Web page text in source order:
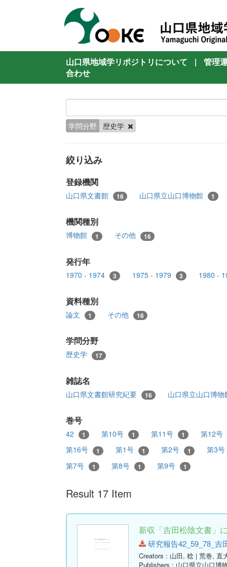
山口県地域学リポジトリについて |
管理
合わせ
学問分野 歴史学
絞り込み
登録機関
山口県文書館 16 山口県立山口博物館 1
機関種別
博物館 1 その他 16
発行年
1970 - 1974 3 1975 - 1979 3 1980 -
資料種別
論文 1 その他 16
学問分野
歴史学 17
雑誌名
山口県文書館研究紀要 16 山口県立山口博
巻号
42 1 第10号 1 第11号 1
第12号
第16号
1 第1号 1 第2号 1
第3号
第7号
1 第8号 1 第9号 1
Result 17 Item
新収「吉田松陰文書」
研究報告42_59_78_吉
Creators : 山田, 稔 | 荒巻, 直
Publishers : 山口県立山口博